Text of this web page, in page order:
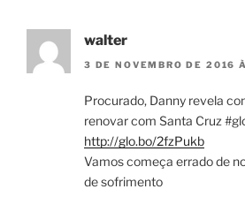
walter
3 DE NOVEMBRO DE 2016
Procurado, Danny revela
renovar com Santa Cruz
http://glo.bo/2fzPukb
Vamos começa errado de
de sofrimento